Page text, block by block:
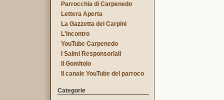
Parrocchia di Carpenedo
Lettera Aperta
La Gazzetta dei Carpini
L'Incontro
YouTube Carpenedo
I Salmi Responsoriali
Il Gomitolo
Il canale YouTube del parroco
Categorie